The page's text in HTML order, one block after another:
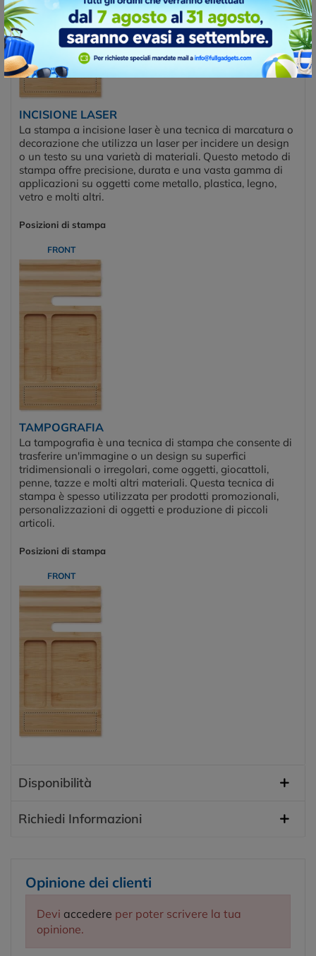
INCISIONE LASER
La stampa a incisione laser è una tecnica di marcatura o
decorazione che utilizza un laser per incidere un design
o un testo su una varietà di materiali. Questo metodo di
stampa offre precisione, durata e una vasta gamma di
applicazioni su oggetti come metallo, plastica, legno,
vetro e molti altri.
Posizioni di stampa
FRONT
TAMPOGRAFIA
La tampografia è una tecnica di stampa che consente di
trasferire un'immagine o un design su superfici
tridimensionali o irregolari, come oggetti, giocattoli,
penne, tazze e molti altri materiali. Questa tecnica di
stampa è spesso utilizzata per prodotti promozionali,
personalizzazioni di oggetti e produzione di piccoli
articoli.
Posizioni di stampa
FRONT
Disponibilità
Richiedi Informazioni
Opinione dei clienti
Devi accedere per poter scrivere la tua
opinione.